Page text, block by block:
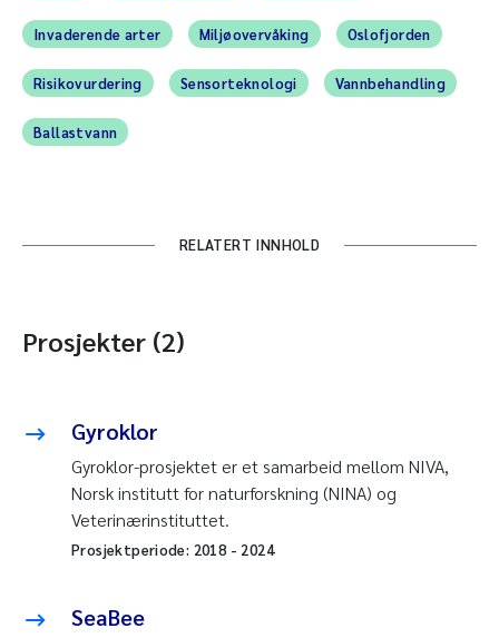
Invaderende arter Miljøovervåking Oslofjorden
Risikovurdering Sensorteknologi Vannbehandling
Ballastvann
RELATERT INNHOLD
Prosjekter (2)
Gyroklor
Gyroklor-prosjektet er et samarbeid mellom NIVA,
Norsk institutt for naturforskning (NINA) og
Veterinærinstituttet.
Prosjektperiode: 2018 - 2024
SeaBee